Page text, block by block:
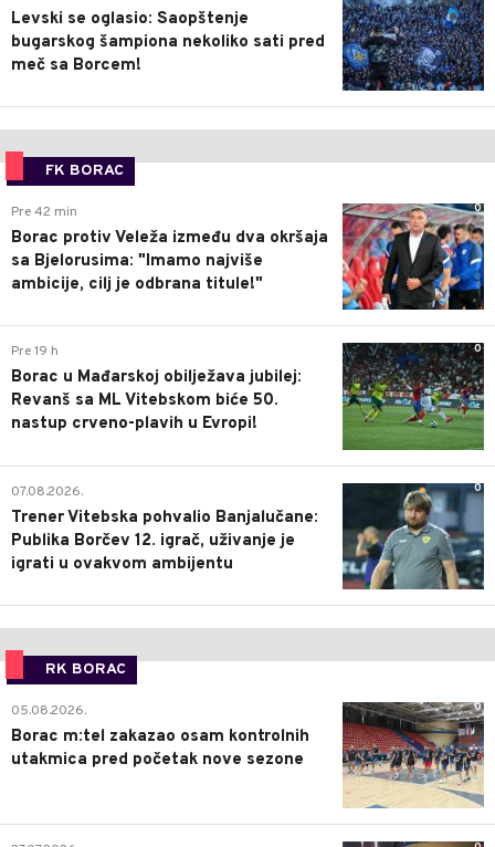
Levski se oglasio: Saopštenje
bugarskog šampiona nekoliko sati pred
meč sa Borcem!
FK BORAC
0
Pre 42 min
Borac protiv Veleža između dva okršaja
sa Bjelorusima: "Imamo najviše
ambicije, cilj je odbrana titule!"
0
Pre 19 h
Borac u Mađarskoj obilježava jubilej:
Revanš sa ML Vitebskom biće 50.
nastup crveno-plavih u Evropi!
0
07.08.2026.
Trener Vitebska pohvalio Banjalučane:
Publika Borčev 12. igrač, uživanje je
igrati u ovakvom ambijentu
RK BORAC
0
05.08.2026.
Borac m:tel zakazao osam kontrolnih
utakmica pred početak nove sezone